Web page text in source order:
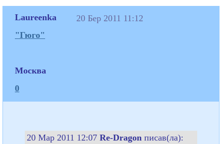
Laureenka
"Гюго"
Москва
0
20 Бер 2011 11:12
20 Мар 2011 12:07 Re-Dragon писав(ла):